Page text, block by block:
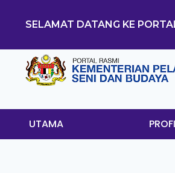
SELAMAT DATANG KE
UTAMA